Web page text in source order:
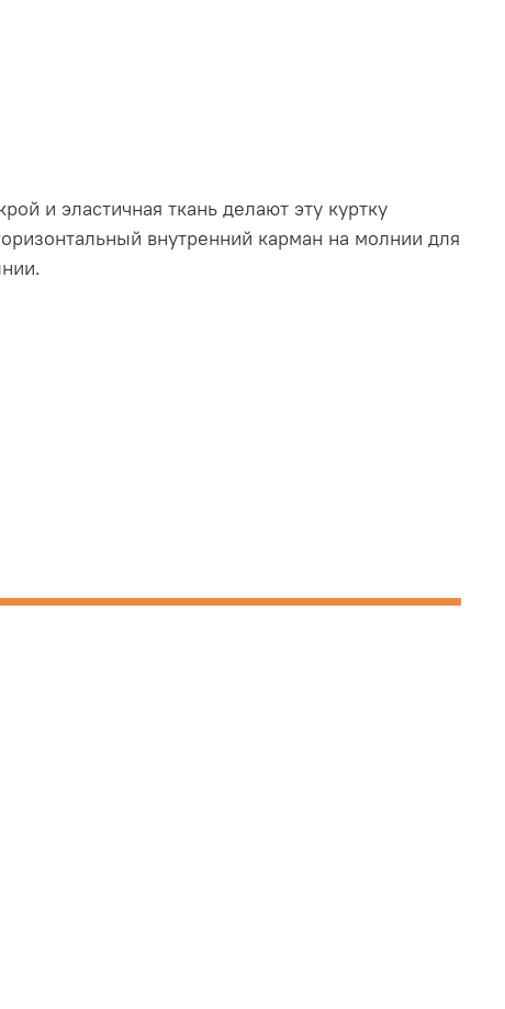
и эластичная ткань делают эту куртку
внутренний карман на молнии для